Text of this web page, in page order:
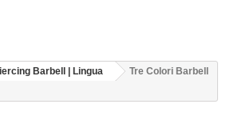
Barbell | Lingua
Tre Colori Barbell